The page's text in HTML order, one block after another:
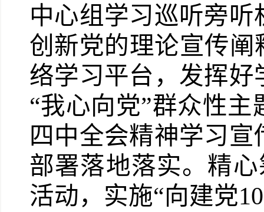
中心组学习巡听旁
创新党的理论宣传阐
络学习平台，发挥
“我心向党”群众性
四中全会精神学习
部署落地落实。精
活动，实施“向建党